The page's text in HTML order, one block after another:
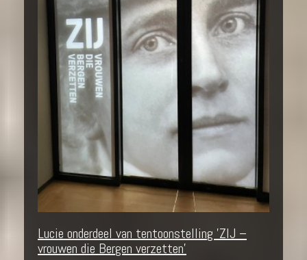
Lucie onderdeel van tentoonstelling 'ZIJ –
vrouwen die Bergen verzetten'